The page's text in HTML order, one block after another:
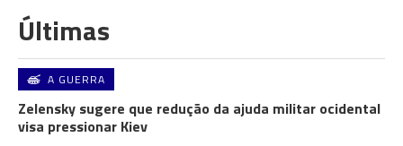
Últimas
A GUERRA
Zelensky sugere que redução da ajuda militar ocidental
visa pressionar Kiev